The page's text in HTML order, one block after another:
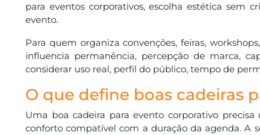
para eventos corporativos, escolha estética
evento.
Para quem organiza convenções, feiras,
influencia permanência, percepção de marca,
considerar uso real, perfil do público, tempo de
O que define boas cadeiras
Uma boa cadeira para evento corporativo
conforto compatível com a duração da agenda. A